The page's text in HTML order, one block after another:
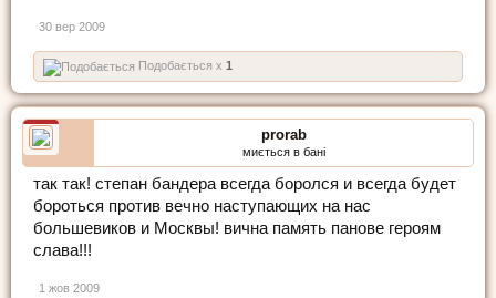
30 вер 2009
Подобається x 1
prorab
миється в бані
так так! степан бандера всегда боролся и всегда будет
бороться против вечно наступающих на нас
большевиков и Москвы! вична память панове героям
слава!!!
1 жов 2009